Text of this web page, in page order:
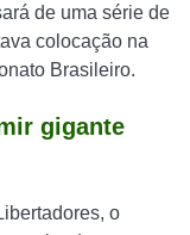
de uma série de
colocação na
Brasileiro.
gigante
o